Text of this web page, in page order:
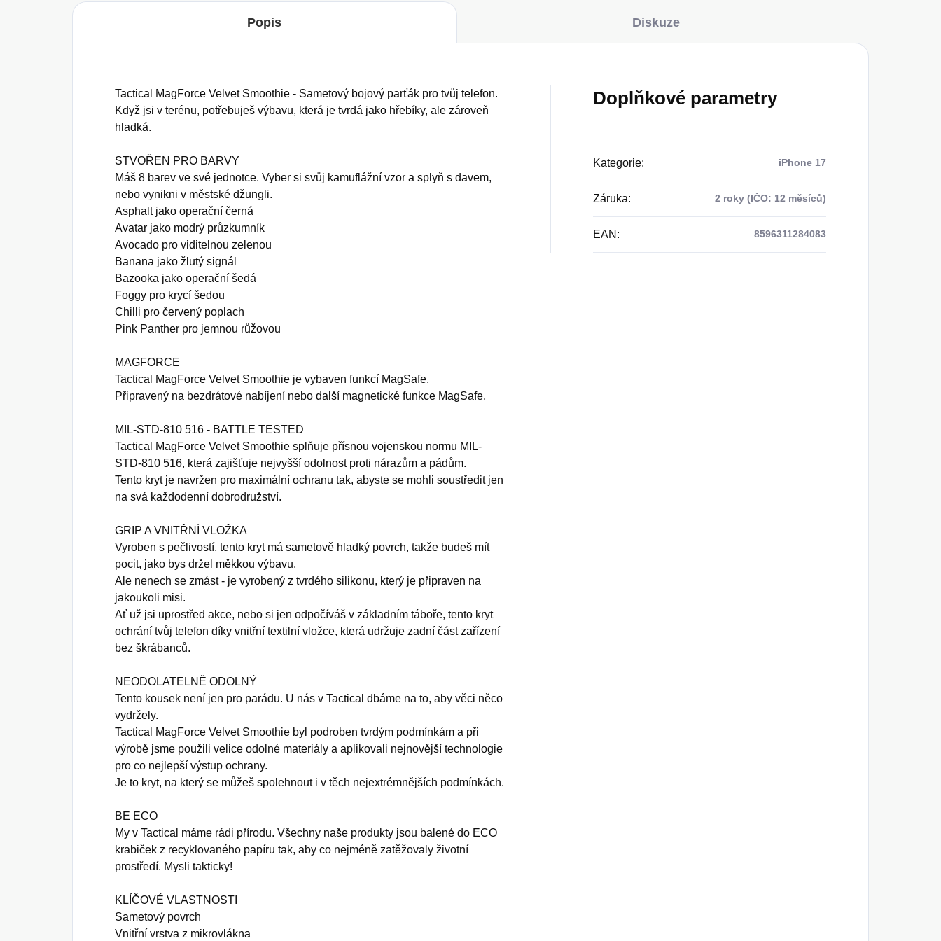
Popis Diskuze
Tactical MagForce Velvet Smoothie - Sametový bojový parťák pro tvůj telefon.
Když jsi v terénu, potřebuješ výbavu, která je tvrdá jako hřebíky, ale zároveň
hladká.
STVOŘEN PRO BARVY
Máš 8 barev ve své jednotce. Vyber si svůj kamuflážní vzor a splyň s davem,
nebo vynikni v městské džungli.
Asphalt jako operační černá
Avatar jako modrý průzkumník
Avocado pro viditelnou zelenou
Banana jako žlutý signál
Bazooka jako operační šedá
Foggy pro krycí šedou
Chilli pro červený poplach
Pink Panther pro jemnou růžovou
MAGFORCE
Tactical MagForce Velvet Smoothie je vybaven funkcí MagSafe.
Připravený na bezdrátové nabíjení nebo další magnetické funkce MagSafe.
MIL-STD-810 516 - BATTLE TESTED
Tactical MagForce Velvet Smoothie splňuje přísnou vojenskou normu MIL-
STD-810 516, která zajišťuje nejvyšší odolnost proti nárazům a pádům.
Tento kryt je navržen pro maximální ochranu tak, abyste se mohli soustředit jen
na svá každodenní dobrodružství.
GRIP A VNITŘNÍ VLOŽKA
Vyroben s pečlivostí, tento kryt má sametově hladký povrch, takže budeš mít
pocit, jako bys držel měkkou výbavu.
Ale nenech se zmást - je vyrobený z tvrdého silikonu, který je připraven na
jakoukoli misi.
Ať už jsi uprostřed akce, nebo si jen odpočíváš v základním táboře, tento kryt
ochrání tvůj telefon díky vnitřní textilní vložce, která udržuje zadní část zařízení
bez škrábanců.
NEODOLATELNĚ ODOLNÝ
Tento kousek není jen pro parádu. U nás v Tactical dbáme na to, aby věci něco
vydržely.
Tactical MagForce Velvet Smoothie byl podroben tvrdým podmínkám a při
výrobě jsme použili velice odolné materiály a aplikovali nejnovější technologie
pro co nejlepší výstup ochrany.
Je to kryt, na který se můžeš spolehnout i v těch nejextrémnějších podmínkách.
BE ECO
My v Tactical máme rádi přírodu. Všechny naše produkty jsou balené do ECO
krabiček z recyklovaného papíru tak, aby co nejméně zatěžovaly životní
prostředí. Mysli takticky!
KLÍČOVÉ VLASTNOSTI
Sametový povrch
Vnitřní vrstva z mikrovlákna
Doplňkové parametry
Kategorie: iPhone 17
Záruka: 2 roky (IČO: 12 měsíců)
EAN : 8596311284083